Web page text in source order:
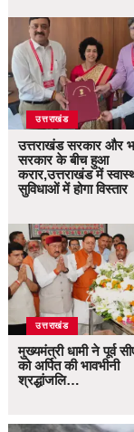
उत्तराखंड
उत्तराखंड सरकार और
सरकार के बीच हुआ
करार,उत्तराखंड में
सुविधाओं में होगा विस्तार
उत्तराखंड
मुख्यमंत्री धामी ने पूर्व
को अर्पित की भावभीनी
श्रद्धांजलि…